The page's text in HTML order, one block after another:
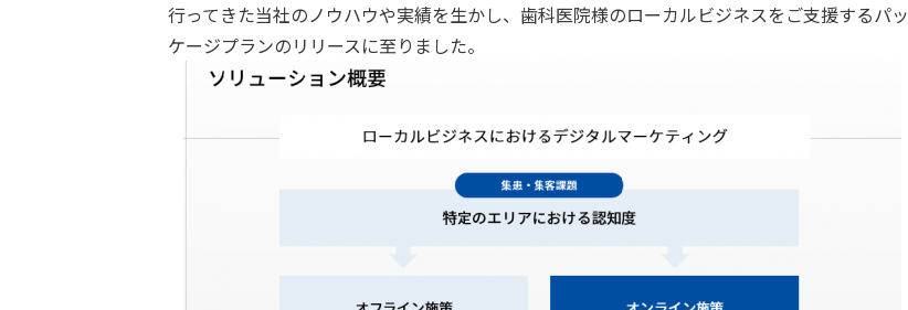
行ってきた当社のノウハウや実績を生かし、歯科医院様のローカルビジネスをご支援するパッ
ケージプランのリリースに至りました。